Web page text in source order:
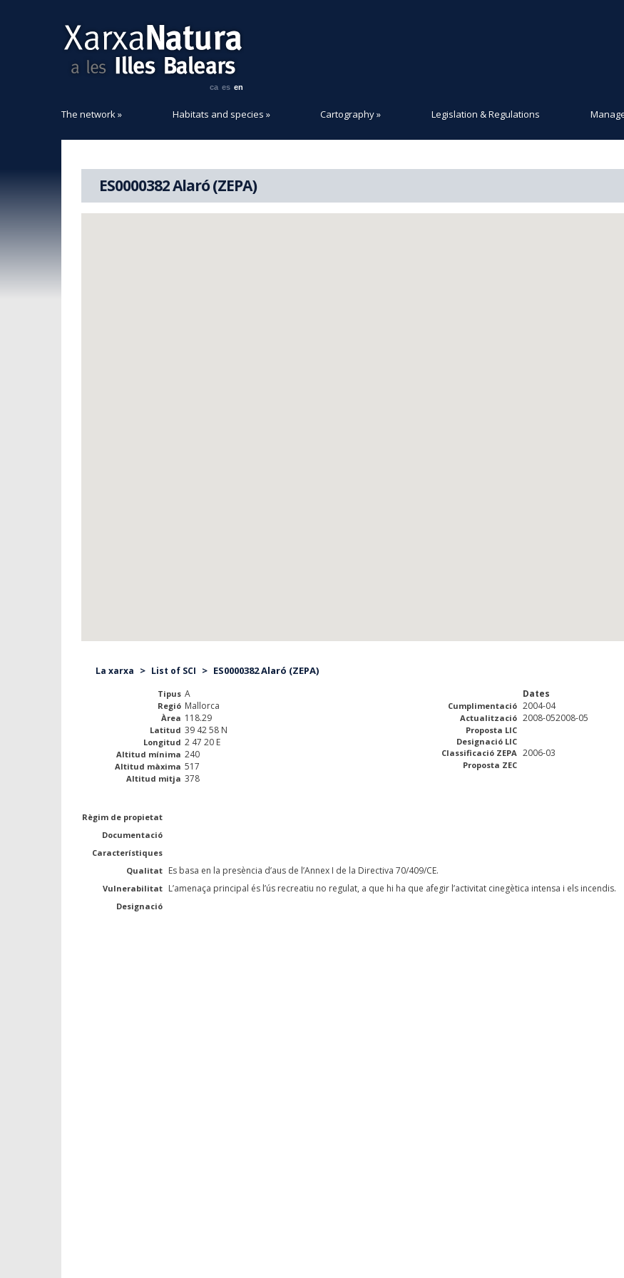
ca es en
The network» Habitats and species » Cartography» Legislation & Regulations
ES0000382 Alaró (ZEPA)
La xarxa > List of SCI > ES0000382 Alaró (ZEPA)
Tipus A
Regió Mallorca
Àrea 118.29
Latitud 39 42 58 N
Longitud 2 47 20 E
Altitud mínima 240
Altitud màxima 517
Altitud mitja 378
Dates
Cumplimentació 2004-04
Actualització 2008-052008-05
Proposta LIC
Designació LIC
Classificació ZEPA 2006-03
Proposta ZEC
Règim de propietat
Documentació
Característiques
Qualitat Es basa en la presència d’aus de l’Annex I de la Directiva 70/409/CE.
Vulnerabilitat L’amenaça principal és l’ús recreatiu no regulat, a que hi ha que afegir l’activitat cinegètica intensa i els incendis.
Designació